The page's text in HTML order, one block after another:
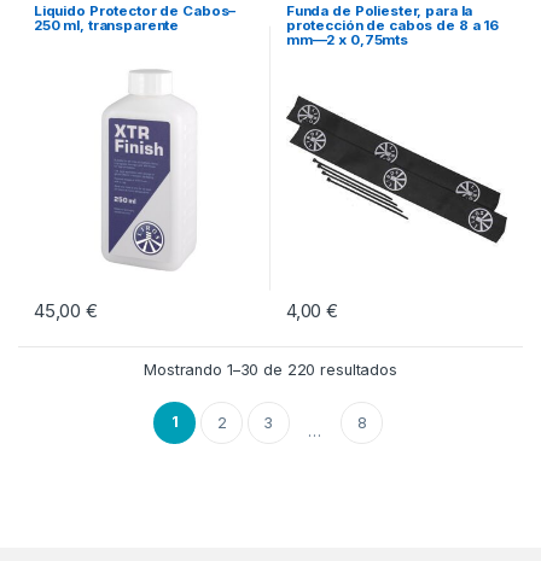
Liquido Protector de Cabos–
250 ml, transparente
45,00€
Funda de Poliester, para la
protección de cabos de 8 a 16
mm—2 x 0,75mts
4,00€
Mostrando 1–30 de 220 resultados
1 2 3 … 8